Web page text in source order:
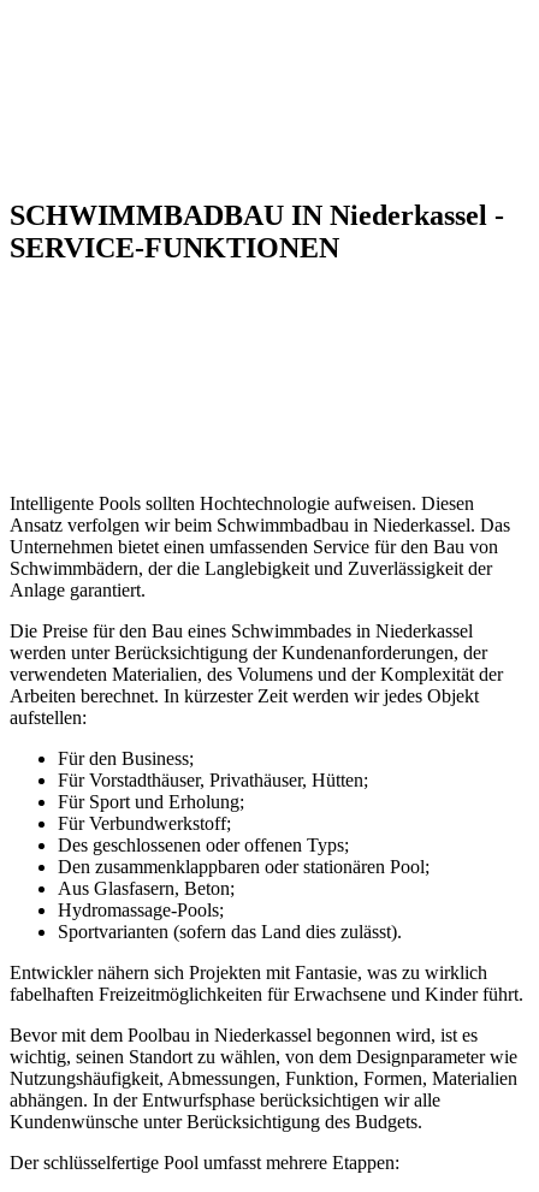
SCHWIMMBADBAU IN Niederkassel -
SERVICE-FUNKTIONEN
Intelligente Pools sollten Hochtechnologie aufweisen. Diesen
Ansatz verfolgen wir beim Schwimmbadbau in Niederkassel. Das
Unternehmen bietet einen umfassenden Service für den Bau von
Schwimmbädern, der die Langlebigkeit und Zuverlässigkeit der
Anlage garantiert.
Die Preise für den Bau eines Schwimmbades in Niederkassel
werden unter Berücksichtigung der Kundenanforderungen, der
verwendeten Materialien, des Volumens und der Komplexität der
Arbeiten berechnet. In kürzester Zeit werden wir jedes Objekt
aufstellen:
Für den Business;
Für Vorstadthäuser, Privathäuser, Hütten;
Für Sport und Erholung;
Für Verbundwerkstoff;
Des geschlossenen oder offenen Typs;
Den zusammenklappbaren oder stationären Pool;
Aus Glasfasern, Beton;
Hydromassage-Pools;
Sportvarianten (sofern das Land dies zulässt).
Entwickler nähern sich Projekten mit Fantasie, was zu wirklich
fabelhaften Freizeitmöglichkeiten für Erwachsene und Kinder führt.
Bevor mit dem Poolbau in Niederkassel begonnen wird, ist es
wichtig, seinen Standort zu wählen, von dem Designparameter wie
Nutzungshäufigkeit, Abmessungen, Funktion, Formen, Materialien
abhängen. In der Entwurfsphase berücksichtigen wir alle
Kundenwünsche unter Berücksichtigung des Budgets.
Der schlüsselfertige Pool umfasst mehrere Etappen: